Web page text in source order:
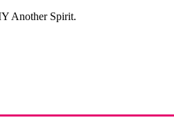
Another Spirit.